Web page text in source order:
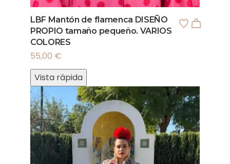
LBF Mantón de flamenca DISEÑO
PROPIO tamaño pequeño. VARIOS
COLORES
55,00 €
Vista rápida